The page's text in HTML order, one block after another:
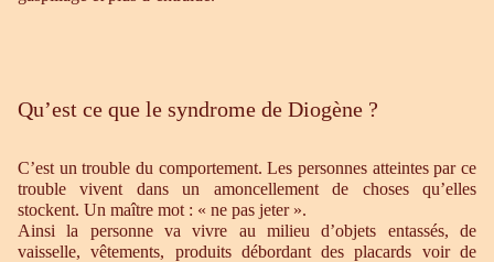
Qu’est ce que le syndrome de Diogène ?
C’est un trouble du comportement. Les personnes atteintes par ce
trouble vivent dans un amoncellement de choses qu’elles
stockent. Un maître mot : « ne pas jeter ».
Ainsi la personne va vivre au milieu d’objets entassés, de
vaisselle, vêtements, produits débordant des placards voir de